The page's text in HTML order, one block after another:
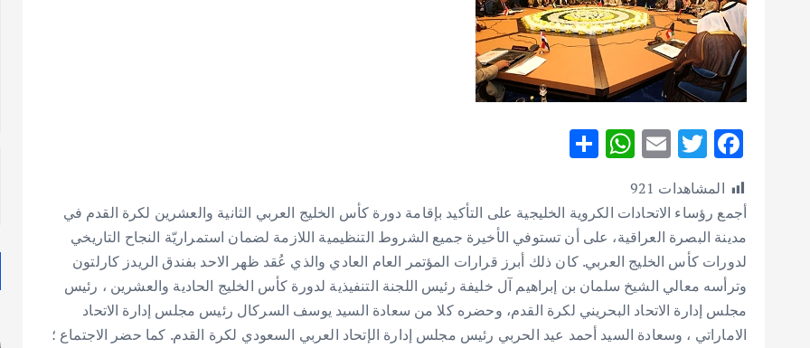
F
ac
e
b
o
o
k
T
w
it
te
r
E
ai
l
W
at
s
A
p
p
ar
e
المشاهدات 921
أجمع رؤساء الاتحادات الكروية الخليجية على التأكيد بإقامة دورة كأس الخليج العربي الثانية والعشرين لكرة القدم في
مدينة البصرة العراقية، على أن تستوفي الأخيرة جميع الشروط التنظيمية اللازمة لضمان استمراريّة النجاح التاريخي
لدورات كأس الخليج العربي. كان ذلك أبرز قرارات المؤتمر العام العادي والذي عُقد ظهر الاحد بفندق الريدز كارلتون
وترأسه معالي الشيخ سلمان بن إبراهيم آل خليفة رئيس اللجنة التنفيذية لدورة كأس الخليج الحادية والعشرين ، رئيس
مجلس إدارة الاتحاد البحريني لكرة القدم، وحضره كلا من سعادة السيد يوسف السركال رئيس مجلس إدارة الاتحاد
الاماراتي ، وسعادة السيد أحمد عيد الحربي رئيس مجلس إدارة الإتحاد العربي السعودي لكرة القدم. كما حضر الاجتماع ؛